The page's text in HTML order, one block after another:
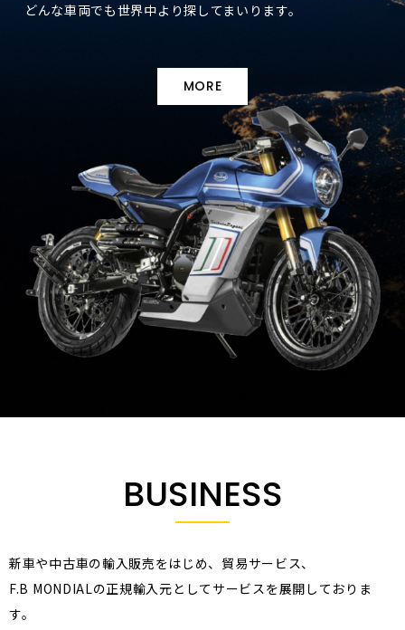
どんな車両でも世界中より探してまいります。
MORE
BUSINESS
新車や中古車の輸入販売をはじめ、貿易サービス、
F.B MONDIALの正規輸入元としてサービスを展開しておりま
す。